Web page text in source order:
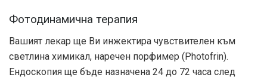
Фотодинамична терапия
Вашият лекар ще Ви инжектира чувствителен към
светлина химикал, наречен порфимер (Photofrin).
Ендоскопия ще бъде назначена 24 до 72 часа след